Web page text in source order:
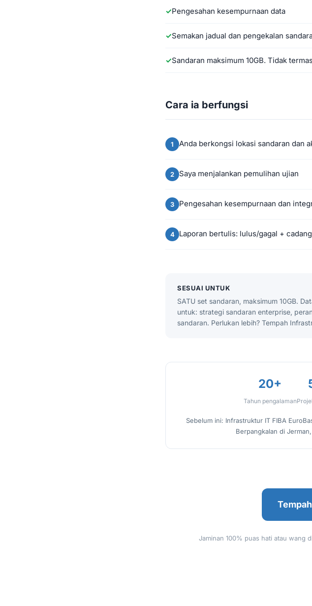
Pengesahan kesempurnaan data
Semakan jadual dan pengekalan
Sandaran maksimum 10GB. Tidak
Cara ia berfungsi
Anda berkongsi lokasi sandaran dan
Saya menjalankan pemulihan ujian
Pengesahan kesempurnaan dan
Laporan bertulis: lulus/gagal +
SESUAI UNTUK
SATU set sandaran, maksimum 10GB.
untuk: strategi sandaran enterprise,
sandaran. Perlukan lebih? Tempah
20+
Tahun pengalaman
Sebelum ini: Infrastruktur IT FIBA
Berpangkalan di
Jaminan 100% puas hati atau wang